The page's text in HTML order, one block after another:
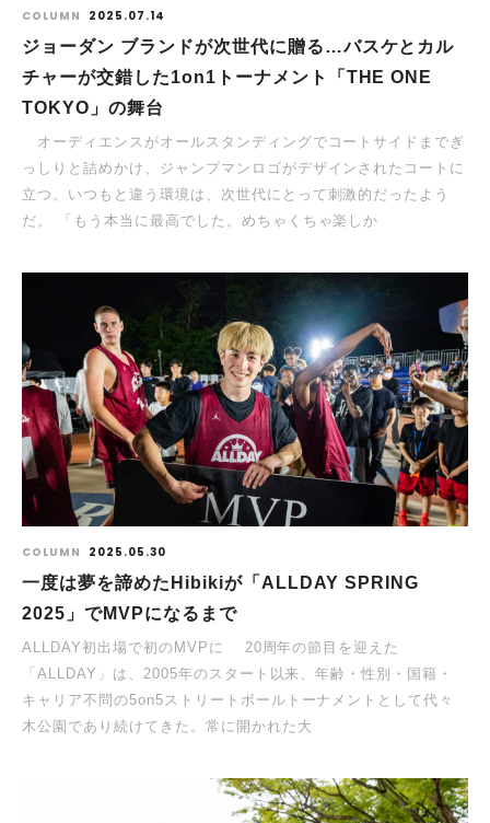
COLUMN 2025.07.14
ジョーダン ブランドが次世代に贈る…バスケとカル
チャーが交錯した1on1トーナメント「THE ONE
TOKYO」の舞台
オーディエンスがオールスタンディングでコートサイドまでぎ
っしりと詰めかけ、ジャンプマンロゴがデザインされたコートに
立つ。いつもと違う環境は、次世代にとって刺激的だったよう
だ。 「もう本当に最高でした。めちゃくちゃ楽しか
COLUMN 2025.05.30
一度は夢を諦めたHibikiが「ALLDAY SPRING
2025」でMVPになるまで
ALLDAY初出場で初のMVPに 20周年の節目を迎えた
「ALLDAY」は、2005年のスタート以来、年齢・性別・国籍・
キャリア不問の5on5ストリートボールトーナメントとして代々
木公園であり続けてきた。常に開かれた大